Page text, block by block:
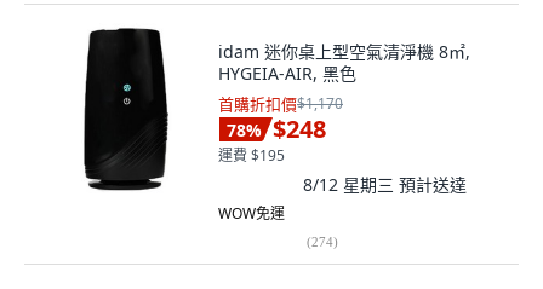
idam 迷你桌上型空氣清淨機 8㎡,
HYGEIA-AIR, 黑色
首購折扣價$1,170
78% $248
運費 $195
8/12 星期三 預計送達
WOW免運
(274)